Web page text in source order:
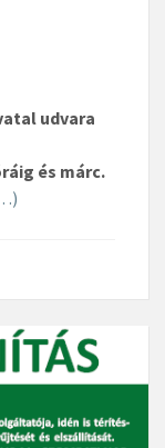
udvara
és márc.